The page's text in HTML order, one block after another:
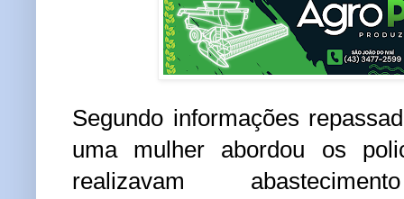
Segundo informações
uma mulher abordou os
realizavam